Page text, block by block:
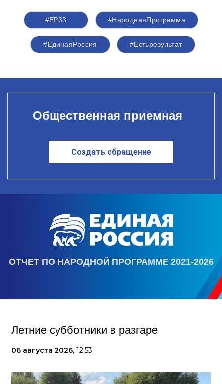
#ЕР33 #НароднаяПрограмма
#ЕдинаяРоссия #Естьрезультат
Общественная приемная
Создать обращение
ОТЧЕТ ПО НАРОДНОЙ ПРОГРАММЕ 2021-2026
Летние субботники в разгаре
06 августа 2026, 12:53